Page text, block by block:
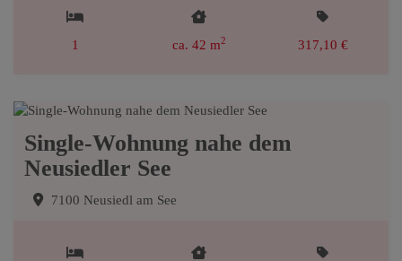
1 ca. 42 m2 317,10 €
Single-Wohnung nahe dem
Neusiedler See
7100 Neusiedl am See